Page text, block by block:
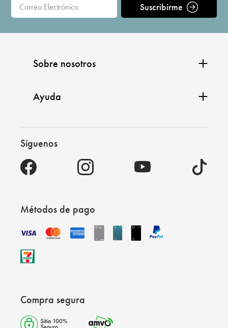
Suscribirme
Sobre nosotros
Ayuda
Síguenos
Métodos de pago
Compra segura